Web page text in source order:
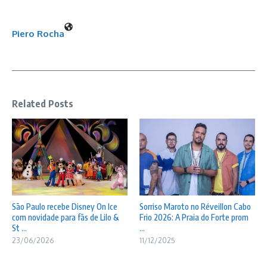
Piero Rocha
Related Posts
São Paulo recebe Disney On Ice
com novidade para fãs de Lilo &
St ...
23/06/2026
Sorriso Maroto no Réveillon Cabo
Frio 2026: A Praia do Forte prom
...
11/12/2025